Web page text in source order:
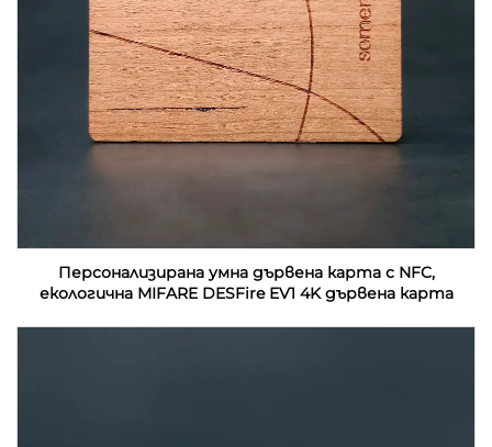
Персонализирана умна дървена карта с NFC,
екологична MIFARE DESFire EV1 4K дървена карта